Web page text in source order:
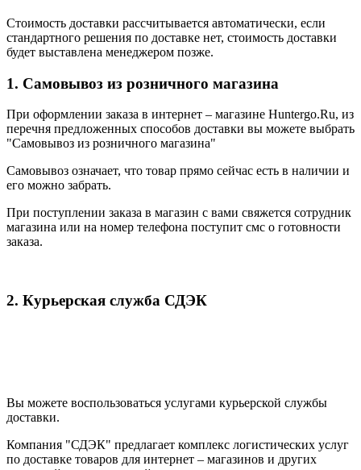
Стоимость доставки рассчитывается автоматически, если
стандартного решения по доставке нет, стоимость доставки
будет выставлена менеджером позже.
1. Самовывоз из розничного магазина
При оформлении заказа в интернет – магазине Huntergo.Ru, из
перечня предложенных способов доставки вы можете выбрать
"Самовывоз из розничного магазина"
Самовывоз означает, что товар прямо сейчас есть в наличии и
его можно забрать.
При поступлении заказа в магазин с вами свяжется сотрудник
магазина или на номер телефона поступит смс о готовности
заказа.
2. Курьерская служба СДЭК
Вы можете воспользоваться услугами курьерской службы
доставки.
Компания "СДЭК" предлагает комплекс логистических услуг
по доставке товаров для интернет – магазинов и других